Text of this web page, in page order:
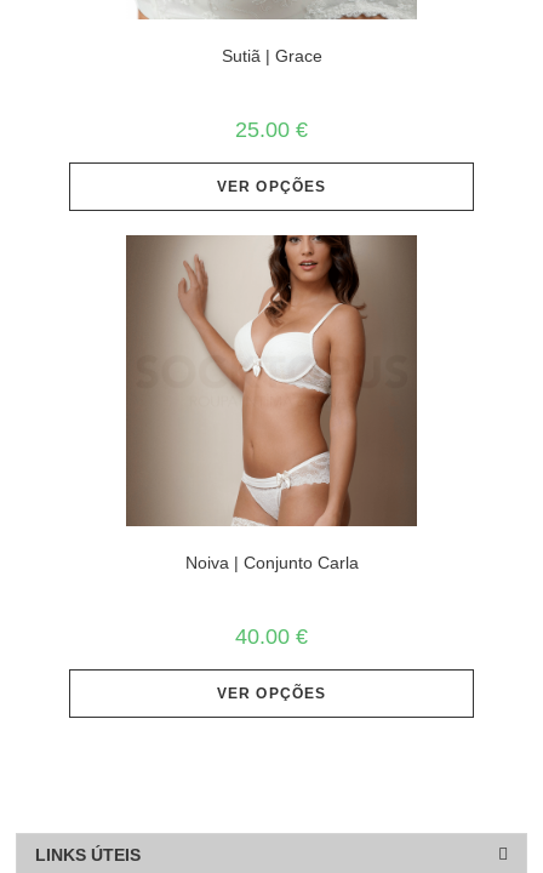
Sutiã | Grace
25.00 €
VER OPÇÕES
Noiva | Conjunto Carla
40.00 €
VER OPÇÕES
LINKS ÚTEIS